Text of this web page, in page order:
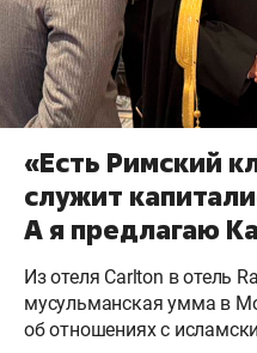
«Есть Римский
служит
А я предлагаю
Из отеля Carlton в отель
мусульманская умма в
об отношениях с